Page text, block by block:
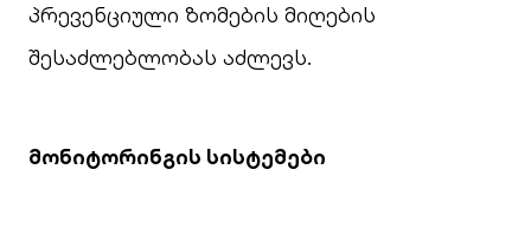
პრევენციული ზომების მიღების
შესაძლებლობას აძლევს.
მონიტორინგის სისტემები